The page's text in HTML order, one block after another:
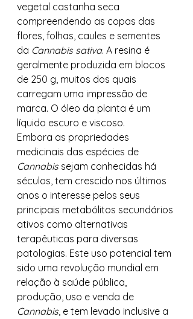
vegetal castanha seca
compreendendo as copas das
flores, folhas, caules e sementes
da Cannabis sativa. A resina é
geralmente produzida em blocos
de 250 g, muitos dos quais
carregam uma impressão de
marca. O óleo da planta é um
líquido escuro e viscoso.
Embora as propriedades
medicinais das espécies de
Cannabis sejam conhecidas há
séculos, tem crescido nos últimos
anos o interesse pelos seus
principais metabólitos secundários
ativos como alternativas
terapêuticas para diversas
patologias. Este uso potencial tem
sido uma revolução mundial em
relação à saúde pública,
produção, uso e venda de
Cannabis, e tem levado inclusive a